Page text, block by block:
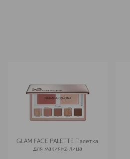
GLAM FACE PALETTE Палетка
для макияжа лица